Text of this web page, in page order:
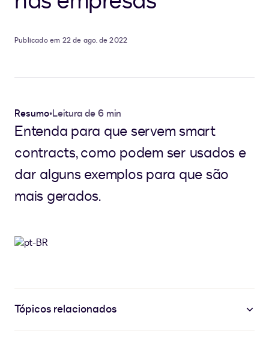
Publicado em 22 de ago. de 2022
Resumo•Leitura de 6 min
Entenda para que servem smart
contracts, como podem ser usados e
dar alguns exemplos para que são
mais gerados.
Tópicos relacionados